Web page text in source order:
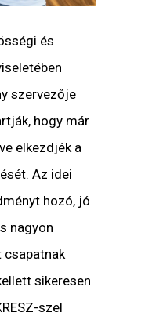
és
szervezője
hogy már
elkezdjék a
Az idei
hozó, jó
nagyon
csapatnak
sikeresen
szel